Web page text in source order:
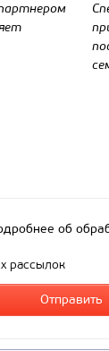
об
рассылок